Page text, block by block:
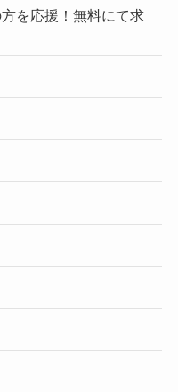
を応援！無料にて求